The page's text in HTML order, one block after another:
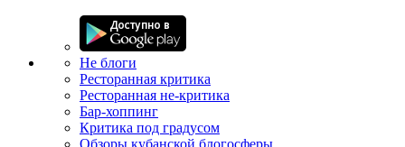
Не блоги
Ресторанная критика
Ресторанная не-критика
Бар-хоппинг
Критика под градусом